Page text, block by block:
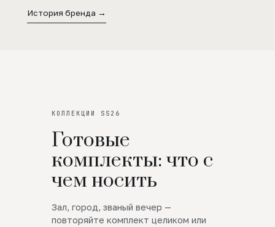
История бренда →
КОЛЛЕКЦИИ SS26
Готовые
комплекты: что с
чем носить
Зал, город, званый вечер —
повторяйте комплект целиком или